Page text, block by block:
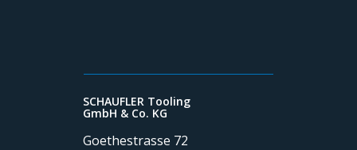
SCHAUFLER Tooling
GmbH & Co. KG
Goethestrasse 72